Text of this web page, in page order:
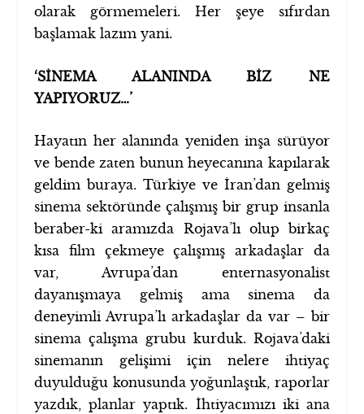
olarak görmemeleri. Her şeye sıfırdan
başlamak lazım yani.
‘SİNEMA ALANINDA BİZ NE
YAPIYORUZ…’
Hayatın her alanında yeniden inşa sürüyor
ve bende zaten bunun heyecanına kapılarak
geldim buraya. Türkiye ve İran’dan gelmiş
sinema sektöründe çalışmış bir grup insanla
beraber-ki aramızda Rojava’lı olup birkaç
kısa film çekmeye çalışmış arkadaşlar da
var, Avrupa’dan enternasyonalist
dayanışmaya gelmiş ama sinema da
deneyimli Avrupa’lı arkadaşlar da var – bir
sinema çalışma grubu kurduk. Rojava’daki
sinemanın gelişimi için nelere ihtiyaç
duyulduğu konusunda yoğunlaştık, raporlar
yazdık, planlar yaptık. İhtiyacımızı iki ana